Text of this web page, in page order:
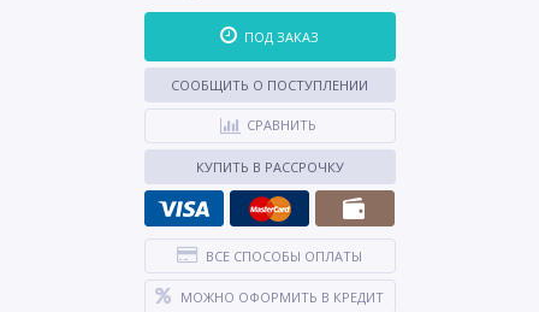
ПОД ЗАКАЗ
СООБЩИТЬ О ПОСТУПЛЕНИИ
СРАВНИТЬ
КУПИТЬ В РАССРОЧКУ
ВСЕ СПОСОБЫ ОПЛАТЫ
МОЖНО ОФОРМИТЬ В КРЕДИТ